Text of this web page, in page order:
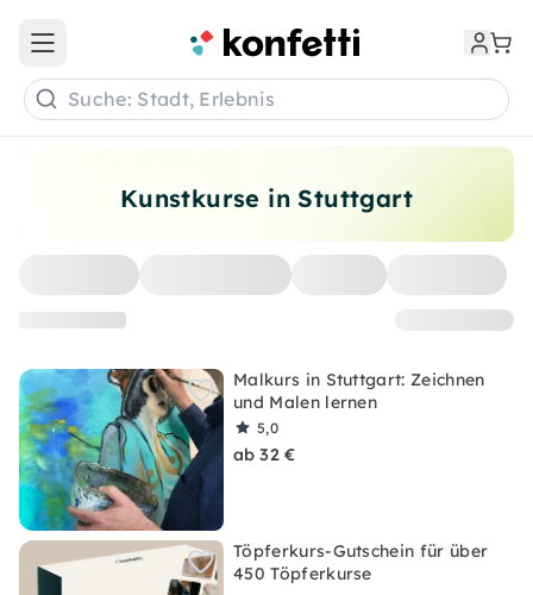
Kunstkurse in Stuttgart
Malkurs in Stuttgart: Zeichnen
und Malen lernen
5,0
ab 32 €
Töpferkurs-Gutschein für über
450 Töpferkurse
Open main menu
Suche: Stadt, Erlebnis